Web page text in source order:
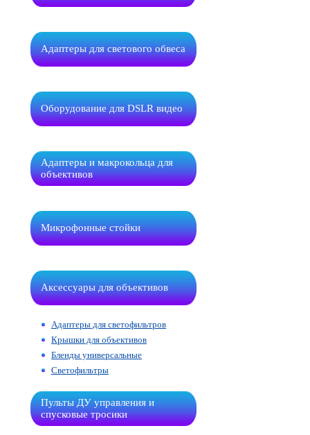
Адаптеры для светового обвеса
Оборудование для DSLR видео
Адаптеры и макрокольца для
объективов
Микрофонные стойки
Аксессуары для объективов
Адаптеры для светофильтров
Крышки для объективов
Бленды универсальные
Светофильтры
Пульты ДУ управления и
спусковые тросики